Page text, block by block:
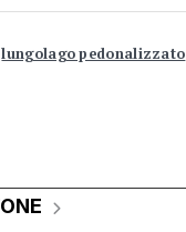
lungolago pedonalizzato